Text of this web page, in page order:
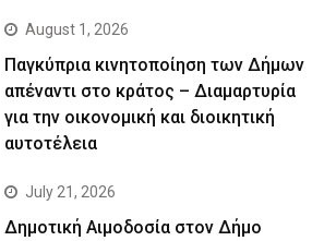
August 1, 2026
Παγκύπρια κινητοποίηση των Δήμων
απέναντι στο κράτος – Διαμαρτυρία
για την οικονομική και διοικητική
αυτοτέλεια
July 21, 2026
Δημοτική Αιμοδοσία στον Δήμο